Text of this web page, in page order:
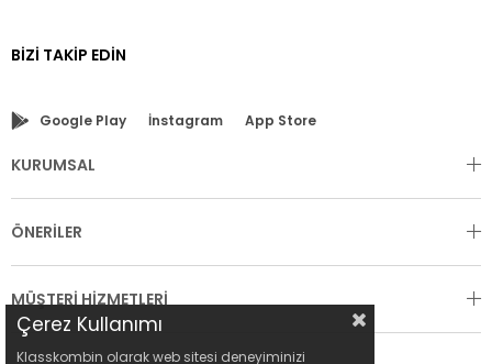
BIZI TAKIP EDIN
Google Play İnstagram App Store
KURUMSAL
ÖNERİLER
MÜŞTERİ HİZMETLERİ
Çerez Kullanımı
Klasskombin olarak web sitesi deneyiminizi